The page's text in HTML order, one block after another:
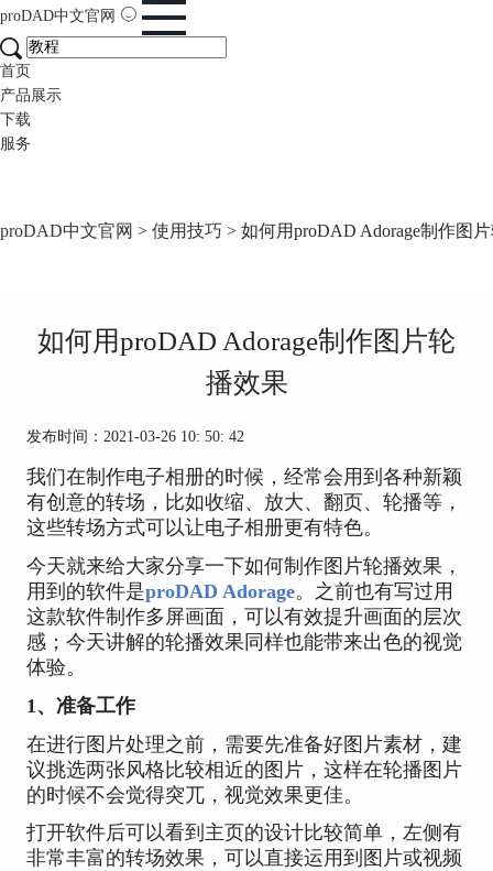
proDAD中文官网
首页
产品展示
下载
服务
proDAD中文官网 > 使用技巧 > 如何用proDAD Adorage制作图
如何用proDAD Adorage制作图片轮
播效果
发布时间：2021-03-26 10: 50: 42
我们在制作电子相册的时候，经常会用到各种新颖
有创意的转场，比如收缩、放大、翻页、轮播等，
这些转场方式可以让电子相册更有特色。
今天就来给大家分享一下如何制作图片轮播效果，
用到的软件是proDAD Adorage。之前也有写过用
这款软件制作多屏画面，可以有效提升画面的层次
感；今天讲解的轮播效果同样也能带来出色的视觉
体验。
1、准备工作
在进行图片处理之前，需要先准备好图片素材，建
议挑选两张风格比较相近的图片，这样在轮播图片
的时候不会觉得突兀，视觉效果更佳。
打开软件后可以看到主页的设计比较简单，左侧有
非常丰富的转场效果，可以直接运用到图片或视频